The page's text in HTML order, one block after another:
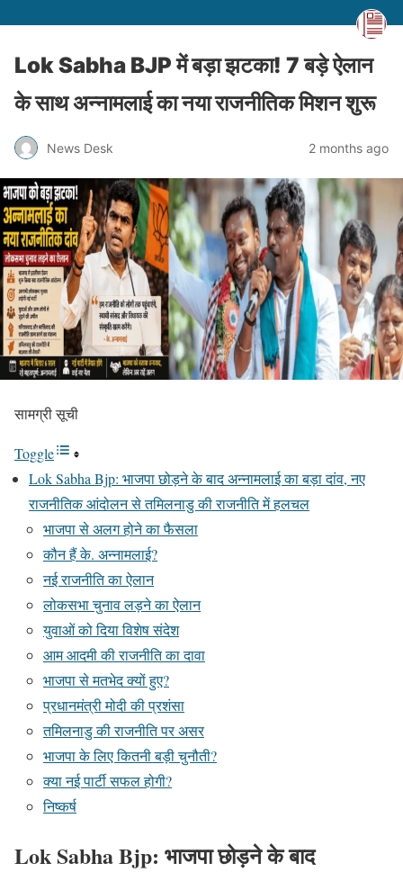
Lok Sabha BJP में बड़ा झटका! 7 बड़े ऐलान
के साथ अन्नामलाई का नया राजनीतिक मिशन शुरू
News Desk 2 months ago
सामग्री सूची
Toggle
Lok Sabha Bjp: भाजपा छोड़ने के बाद अन्नामलाई का बड़ा दांव, नए
राजनीतिक आंदोलन से तमिलनाडु की राजनीति में हलचल
भाजपा से अलग होने का फैसला
कौन हैं के. अन्नामलाई?
नई राजनीति का ऐलान
लोकसभा चुनाव लड़ने का ऐलान
युवाओं को दिया विशेष संदेश
आम आदमी की राजनीति का दावा
भाजपा से मतभेद क्यों हुए?
प्रधानमंत्री मोदी की प्रशंसा
तमिलनाडु की राजनीति पर असर
भाजपा के लिए कितनी बड़ी चुनौती?
क्या नई पार्टी सफल होगी?
निष्कर्ष
Lok Sabha Bjp: भाजपा छोड़ने के बाद